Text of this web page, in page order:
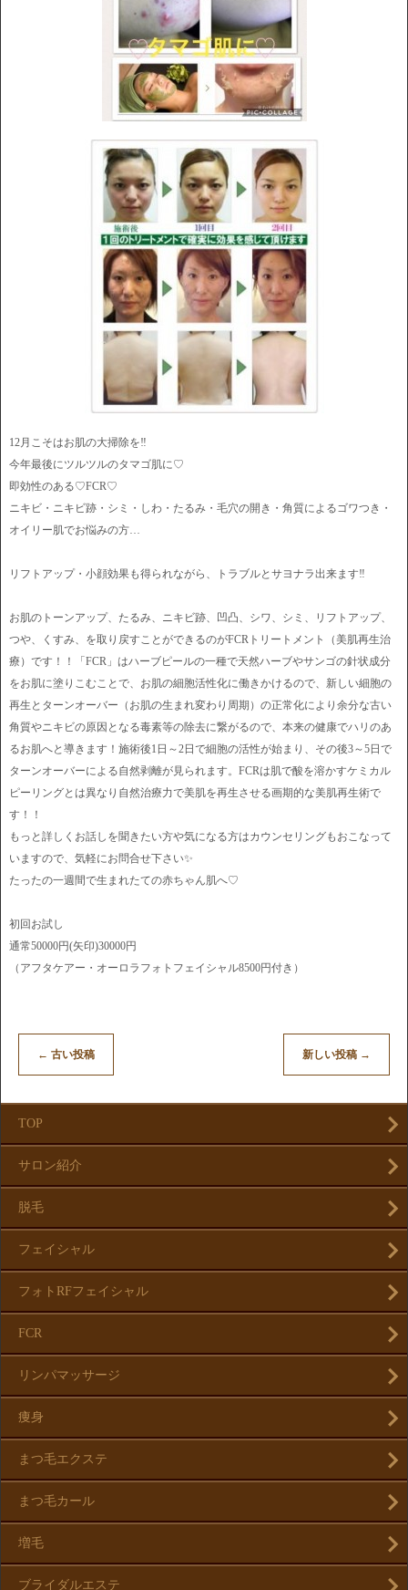
12月こそはお肌の大掃除を‼️
今年最後にツルツルのタマゴ肌に♡
即効性のある♡FCR♡
ニキビ・ニキビ跡・シミ・しわ・たるみ・毛穴の開き・角質によるゴワつき・
オイリー肌でお悩みの方…
リフトアップ・小顔効果も得られながら、トラブルとサヨナラ出来ます‼️
お肌のトーンアップ、たるみ、ニキビ跡、凹凸、シワ、シミ、リフトアップ、
つや、くすみ、を取り戻すことができるのがFCRトリートメント（美肌再生治
療）です！！「FCR」はハーブピールの一種で天然ハーブやサンゴの針状成分
をお肌に塗りこむことで、お肌の細胞活性化に働きかけるので、新しい細胞の
再生とターンオーバー（お肌の生まれ変わり周期）の正常化により余分な古い
角質やニキビの原因となる毒素等の除去に繋がるので、本来の健康でハリのあ
るお肌へと導きます！施術後1日～2日で細胞の活性が始まり、その後3～5日で
ターンオーバーによる自然剥離が見られます。FCRは肌で酸を溶かすケミカル
ピーリングとは異なり自然治療力で美肌を再生させる画期的な美肌再生術で
す！！
もっと詳しくお話しを聞きたい方や気になる方はカウンセリングもおこなって
いますので、気軽にお問合せ下さい✨
たったの一週間で生まれたての赤ちゃん肌へ♡
初回お試し
通常50000円(矢印)30000円
（アフタケアー・オーロラフォトフェイシャル8500円付き）
← 古い投稿 新しい投稿 →
TOP
サロン紹介
脱毛
フェイシャル
フォトRFフェイシャル
FCR
リンパマッサージ
痩身
まつ毛エクステ
まつ毛カール
増毛
ブライダルエステ